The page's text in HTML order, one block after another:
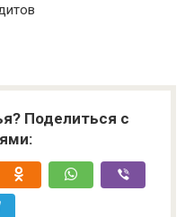
Поделиться с